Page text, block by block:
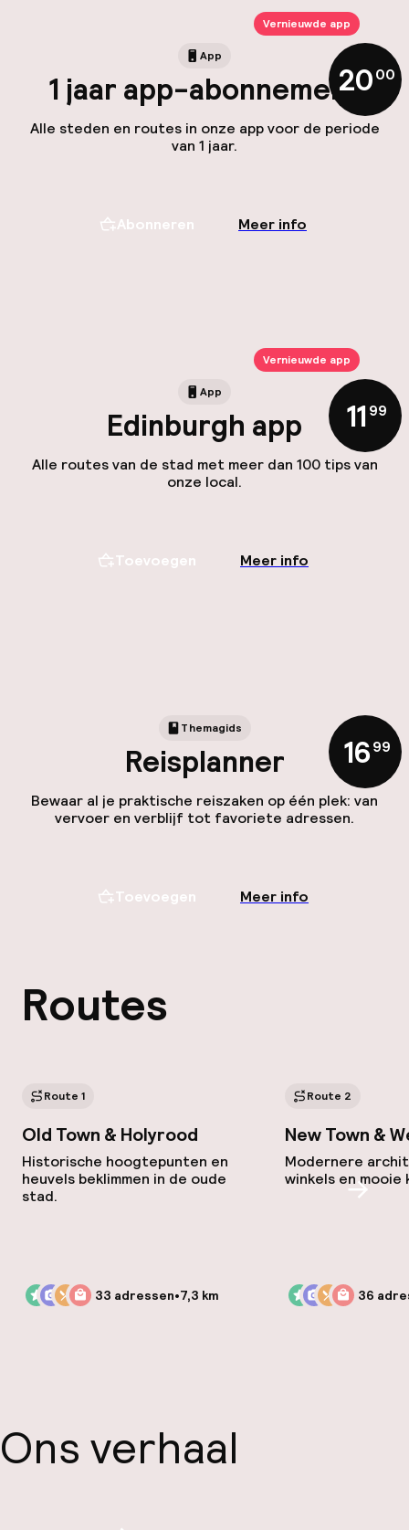
Vernieuwde app
App
1 jaar app-abonnement
Alle steden en routes in onze app voor de periode
van 1 jaar.
20,00
Abonneren Meer info
Vernieuwde app
App
Edinburgh app
Alle routes van de stad met meer dan 100 tips van
onze local.
11 ,99
Toevoegen Meer info
Themagids
Reisplanner
Bewaar al je praktische reiszaken op één plek: van
vervoer en verblijf tot favoriete adressen.
16,99
Toevoegen Meer info
Routes
Route 1
Old Town & Holyrood
Historische hoogtepunten en
heuvels beklimmen in de oude
stad.
33 adressen•7,3 km
Route 2
New Town &
Modernere
winkels en mooie
36
Ons verhaal